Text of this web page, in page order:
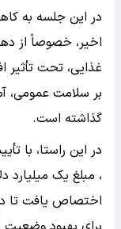
در این جلسه به
غذایی، تحت تأثیر
بر سلامت عمومی،
گذاشته است.
در این راستا، با
، مبلغ یک میلیارد